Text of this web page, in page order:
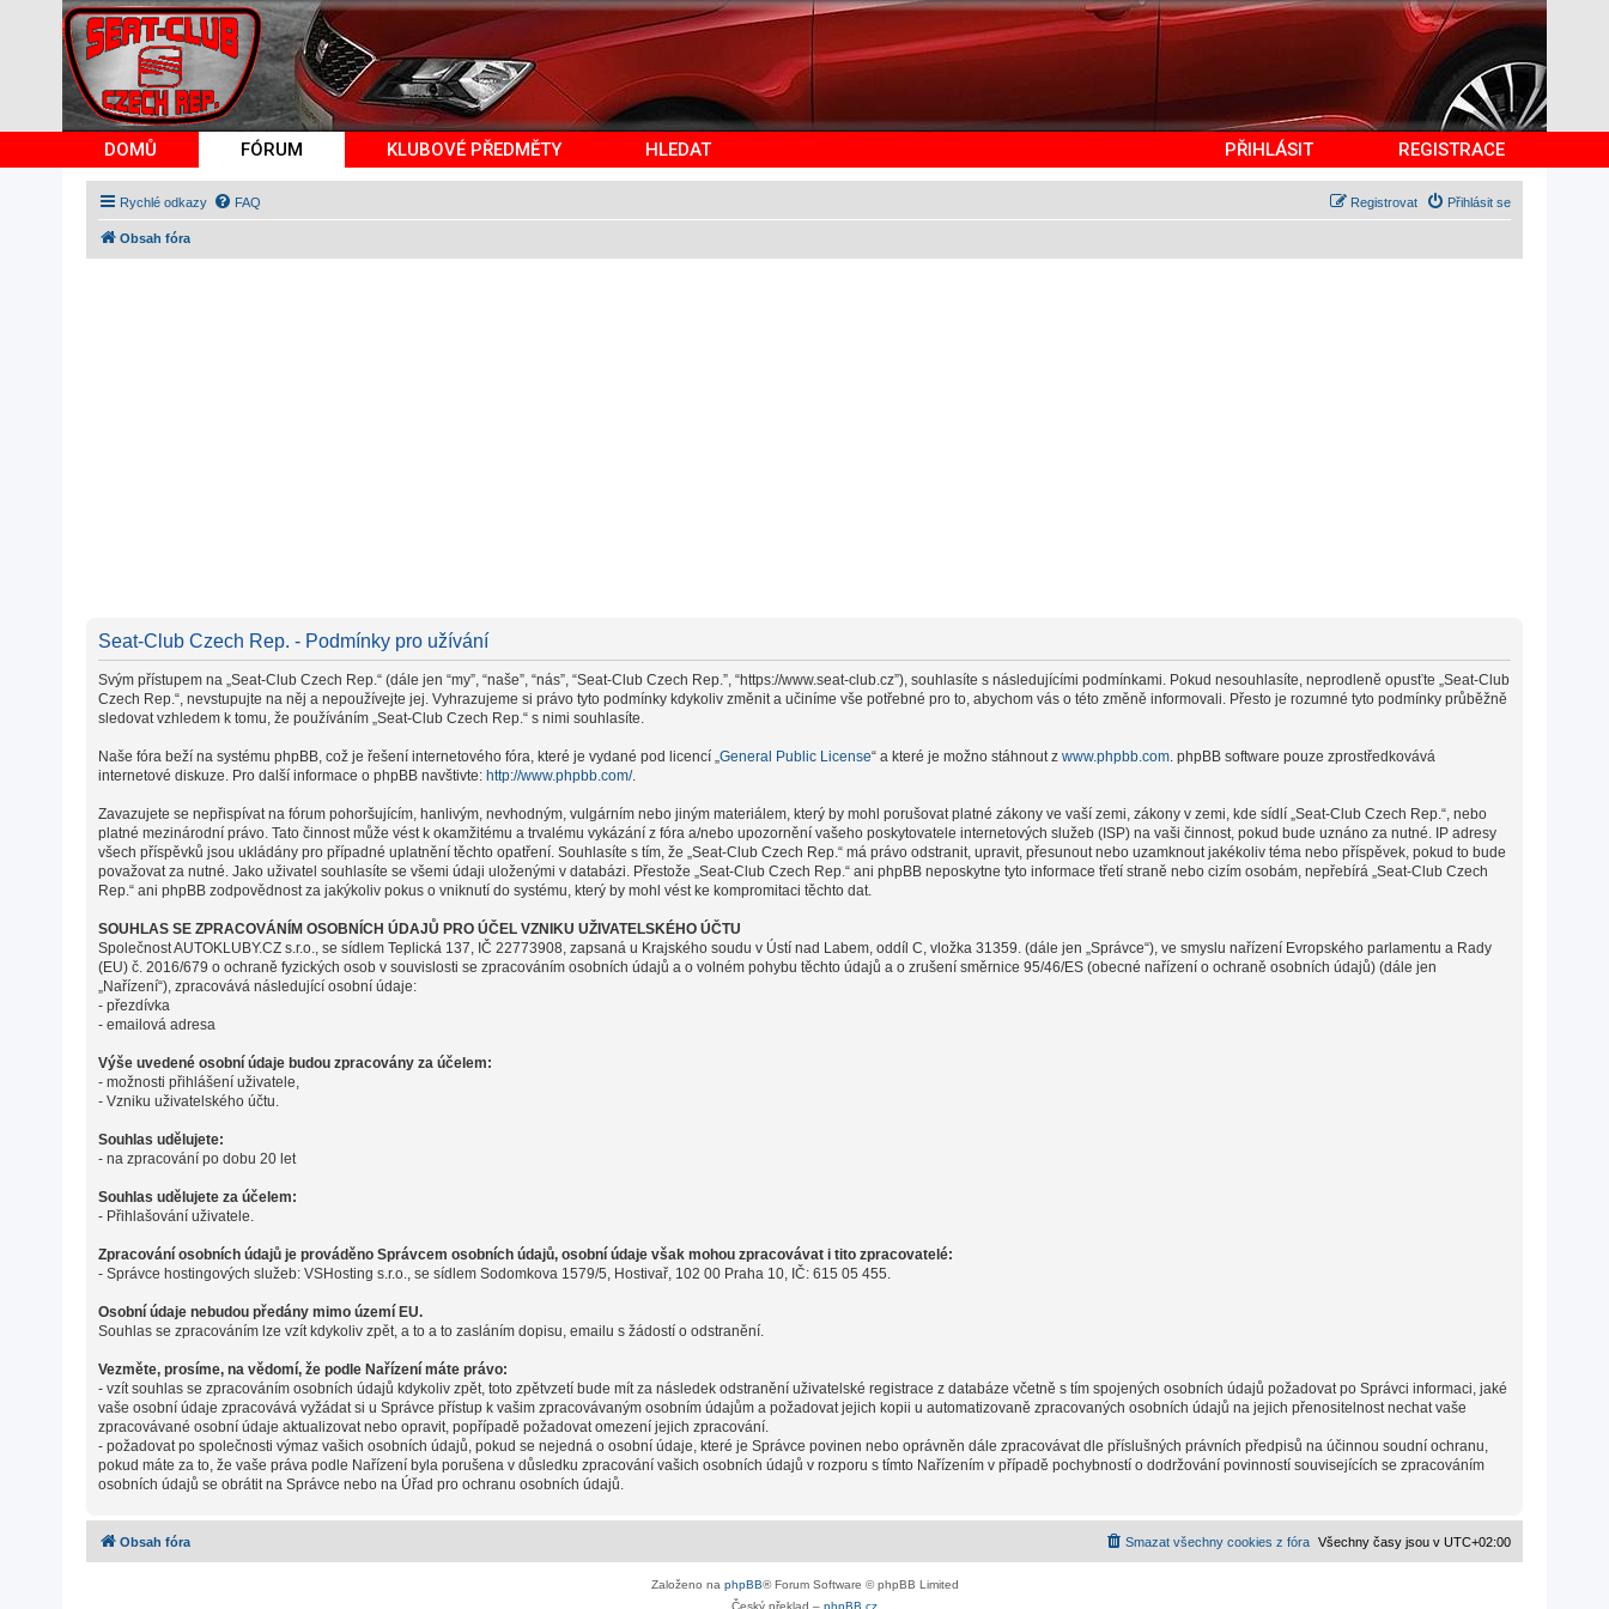
DOMŮ FÓRUM KLUBOVÉ PŘEDMĚTY HLEDAT PŘIHLÁSIT REGISTRACE
Rychlé odkazy FAQ Přihlásit se
Registrovat
Obsah fóra
Seat-Club Czech Rep. - Podmínky pro užívání
Svým přístupem na „Seat-Club Czech Rep.“ (dále jen “my”, “naše”, “nás”, “Seat-Club Czech Rep.”, “https://www.seat-club.cz”), souhlasíte s následujícími podmínkami. Pokud nesouhlasíte, neprodleně opusťte „Seat-Club
Czech Rep.“, nevstupujte na něj a nepoužívejte jej. Vyhrazujeme si právo tyto podmínky kdykoliv změnit a učiníme vše potřebné pro to, abychom vás o této změně informovali. Přesto je rozumné tyto podmínky průběžně
sledovat vzhledem k tomu, že používáním „Seat-Club Czech Rep.“ s nimi souhlasíte.
Naše fóra beží na systému phpBB, což je řešení internetového fóra, které je vydané pod licencí „General Public License“ a které je možno stáhnout z www.phpbb.com. phpBB software pouze zprostředkovává
internetové diskuze. Pro další informace o phpBB navštivte: http://www.phpbb.com/.
Zavazujete se nepřispívat na fórum pohoršujícím, hanlivým, nevhodným, vulgárním nebo jiným materiálem, který by mohl porušovat platné zákony ve vaší zemi, zákony v zemi, kde sídlí „Seat-Club Czech Rep.“, nebo
platné mezinárodní právo. Tato činnost může vést k okamžitému a trvalému vykázání z fóra a/nebo upozornění vašeho poskytovatele internetových služeb (ISP) na vaši činnost, pokud bude uznáno za nutné. IP adresy
všech příspěvků jsou ukládány pro případné uplatnění těchto opatření. Souhlasíte s tím, že „Seat-Club Czech Rep.“ má právo odstranit, upravit, přesunout nebo uzamknout jakékoliv téma nebo příspěvek, pokud to bude
považovat za nutné. Jako uživatel souhlasíte se všemi údaji uloženými v databázi. Přestože „Seat-Club Czech Rep.“ ani phpBB neposkytne tyto informace třetí straně nebo cizím osobám, nepřebírá „Seat-Club Czech
Rep.“ ani phpBB zodpovědnost za jakýkoliv pokus o vniknutí do systému, který by mohl vést ke kompromitaci těchto dat.
SOUHLAS SE ZPRACOVÁNÍM OSOBNÍCH ÚDAJŮ PRO ÚČEL VZNIKU UŽIVATELSKÉHO ÚČTU
Společnost AUTOKLUBY.CZ s.r.o., se sídlem Teplická 137, IČ 22773908, zapsaná u Krajského soudu v Ústí nad Labem, oddíl C, vložka 31359. (dále jen „Správce“), ve smyslu nařízení Evropského parlamentu a Rady
(EU) č. 2016/679 o ochraně fyzických osob v souvislosti se zpracováním osobních údajů a o volném pohybu těchto údajů a o zrušení směrnice 95/46/ES (obecné nařízení o ochraně osobních údajů) (dále jen
„Nařízení“), zpracovává následující osobní údaje:
- přezdívka
- emailová adresa
Výše uvedené osobní údaje budou zpracovány za účelem:
- možnosti přihlášení uživatele,
- Vzniku uživatelského účtu.
Souhlas udělujete:
- na zpracování po dobu 20 let
Souhlas udělujete za účelem:
- Přihlašování uživatele.
Zpracování osobních údajů je prováděno Správcem osobních údajů, osobní údaje však mohou zpracovávat i tito zpracovatelé:
- Správce hostingových služeb: VSHosting s.r.o., se sídlem Sodomkova 1579/5, Hostivař, 102 00 Praha 10, IČ: 615 05 455.
Osobní údaje nebudou předány mimo území EU.
Souhlas se zpracováním lze vzít kdykoliv zpět, a to a to zasláním dopisu, emailu s žádostí o odstranění.
Vezměte, prosíme, na vědomí, že podle Nařízení máte právo:
- vzít souhlas se zpracováním osobních údajů kdykoliv zpět, toto zpětvzetí bude mít za následek odstranění uživatelské registrace z databáze včetně s tím spojených osobních údajů požadovat po Správci informaci, jaké
vaše osobní údaje zpracovává vyžádat si u Správce přístup k vašim zpracovávaným osobním údajům a požadovat jejich kopii u automatizovaně zpracovaných osobních údajů na jejich přenositelnost nechat vaše
zpracovávané osobní údaje aktualizovat nebo opravit, popřípadě požadovat omezení jejich zpracování.
- požadovat po společnosti výmaz vašich osobních údajů, pokud se nejedná o osobní údaje, které je Správce povinen nebo oprávněn dále zpracovávat dle příslušných právních předpisů na účinnou soudní ochranu,
pokud máte za to, že vaše práva podle Nařízení byla porušena v důsledku zpracování vašich osobních údajů v rozporu s tímto Nařízením v případě pochybností o dodržování povinností souvisejících se zpracováním
osobních údajů se obrátit na Správce nebo na Úřad pro ochranu osobních údajů.
Obsah fóra Všechny časy jsou v UTC+02:00
Smazat všechny cookies z fóra
Založeno na phpBB® Forum Software © phpBB Limited
Český překlad – phpBB.cz